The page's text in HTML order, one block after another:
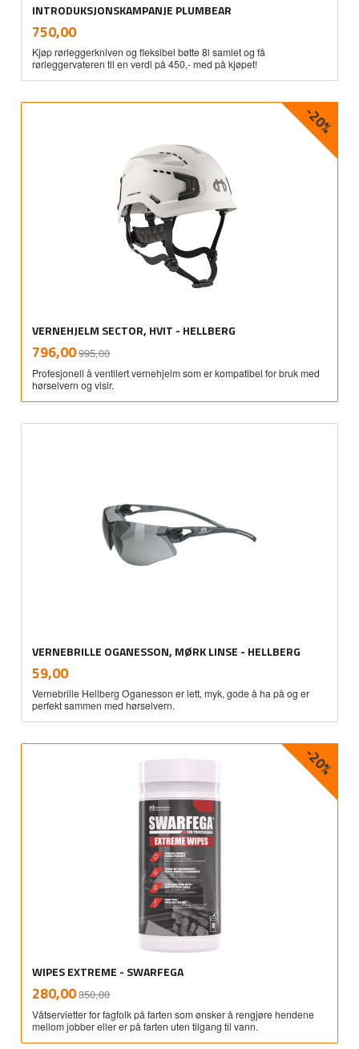
INTRODUKSJONSKAMPANJE PLUMBEAR
Pris
750,00mva.
Kjøp rørleggerkniven og fleksibel bøtte 8l samlet og få
rørleggervateren til en verdi på 450,- med på kjøpet!
VERNEHJELM SECTOR, HVIT - HELLBERG
Tilbud
796,00995,00
-20%
mva.
Profesjonell å ventilert vernehjelm som er kompatibel for bruk med
hørselvern og visir.
VERNEBRILLE OGANESSON, MØRK LINSE - HELLBERG
Pris
59,00mva.
Vernebrille Hellberg Oganesson er lett, myk, gode å ha på og er
perfekt sammen med hørselvern.
WIPES EXTREME - SWARFEGA
Tilbud
280,00350,00
-20%
mva.
Våtservietter for fagfolk på farten som ønsker å rengjøre hendene
mellom jobber eller er på farten uten tilgang til vann.